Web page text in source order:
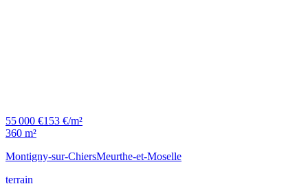
55 000 €153 €/m²
360 m²
Montigny-sur-ChiersMeurthe-et-Moselle
terrain